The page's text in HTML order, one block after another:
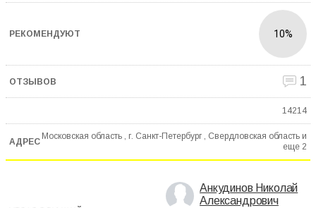
10%
1
14214
Московская область , г. Санкт-Петербург , Свердловская область и
еще 2
Анкудинов Николай
Александрович